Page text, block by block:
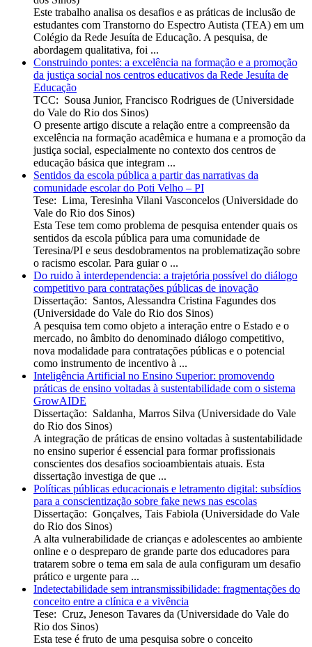
Este trabalho analisa os desafios e as práticas de inclusão de
estudantes com Transtorno do Espectro Autista (TEA) em um
Colégio da Rede Jesuíta de Educação. A pesquisa, de
abordagem qualitativa, foi ...
Construindo pontes: a excelência na formação e a promoção
da justiça social nos centros educativos da Rede Jesuíta de
Educação
TCC: Sousa Junior, Francisco Rodrigues de (Universidade
do Vale do Rio dos Sinos)
O presente artigo discute a relação entre a compreensão da
excelência na formação acadêmica e humana e a promoção da
justiça social, especialmente no contexto dos centros de
educação básica que integram ...
Sentidos da escola pública a partir das narrativas da
comunidade escolar do Poti Velho – PI
Tese: Lima, Teresinha Vilani Vasconcelos (Universidade do
Vale do Rio dos Sinos)
Esta Tese tem como problema de pesquisa entender quais os
sentidos da escola pública para uma comunidade de
Teresina/PI e seus desdobramentos na problematização sobre
o racismo escolar. Para guiar o ...
Do ruido à interdependencia: a trajetória possível do diálogo
competitivo para contratações públicas de inovação
Dissertação: Santos, Alessandra Cristina Fagundes dos
(Universidade do Vale do Rio dos Sinos)
A pesquisa tem como objeto a interação entre o Estado e o
mercado, no âmbito do denominado diálogo competitivo,
nova modalidade para contratações públicas e o potencial
como instrumento de incentivo à ...
Inteligência Artificial no Ensino Superior: promovendo
práticas de ensino voltadas à sustentabilidade com o sistema
GrowAIDE
Dissertação: Saldanha, Marros Silva (Universidade do Vale
do Rio dos Sinos)
A integração de práticas de ensino voltadas à sustentabilidade
no ensino superior é essencial para formar profissionais
conscientes dos desafios socioambientais atuais. Esta
dissertação investiga de que ...
Políticas públicas educacionais e letramento digital: subsídios
para a conscientização sobre fake news nas escolas
Dissertação: Gonçalves, Tais Fabiola (Universidade do Vale
do Rio dos Sinos)
A alta vulnerabilidade de crianças e adolescentes ao ambiente
online e o despreparo de grande parte dos educadores para
tratarem sobre o tema em sala de aula configuram um desafio
prático e urgente para ...
Indetectabilidade sem intransmissibilidade: fragmentações do
conceito entre a clínica e a vivência
Tese: Cruz, Jeneson Tavares da (Universidade do Vale do
Rio dos Sinos)
Esta tese é fruto de uma pesquisa sobre o conceito